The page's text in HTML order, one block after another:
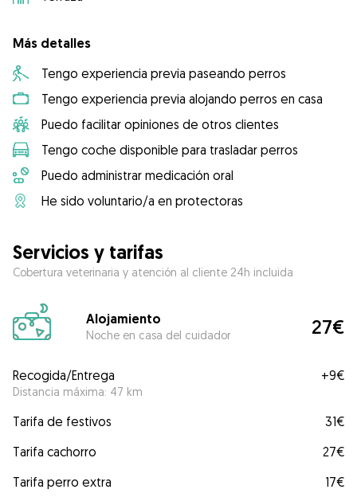
Más detalles
Tengo experiencia previa paseando perros
Tengo experiencia previa alojando perros en casa
Puedo facilitar opiniones de otros clientes
Tengo coche disponible para trasladar perros
Puedo administrar medicación oral
He sido voluntario/a en protectoras
Servicios y tarifas
Cobertura veterinaria y atención al cliente 24h incluida
Alojamiento
Noche en casa del cuidador 27€
Recogida/Entrega
Distancia máxima: 47 km
+9€
Tarifa de festivos
31€
Tarifa cachorro
27€
Tarifa perro extra
17€